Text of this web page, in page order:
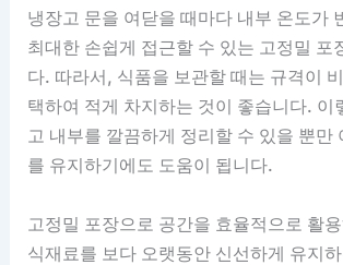
냉장고 문을 여닫을 때마다 내부 온도가
최대한 손쉽게 접근할 수 있는 고정밀 포
다. 따라서, 식품을 보관할 때는 규격이
택하여 적게 차지하는 것이 좋습니다. 이
고 내부를 깔끔하게 정리할 수 있을 뿐만
를 유지하기에도 도움이 됩니다.
고정밀 포장으로 공간을 효율적으로 활
식재료를 보다 오랫동안 신선하게 유지